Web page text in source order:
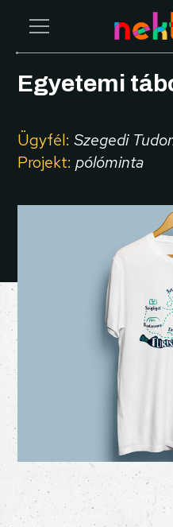
Egyetemi
Ügyfél: Szegedi
Projekt: pólóminta